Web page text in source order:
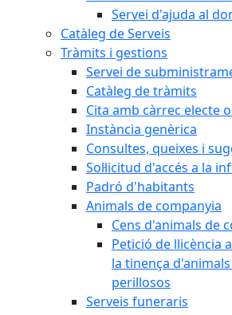
Servei d'ajuda al
Catàleg de Serveis
Tràmits i gestions
Servei de
Catàleg de tràmits
Cita amb càrrec electe
Instància genèrica
Consultes, queixes i
Sol·licitud d'accés a la
Padró d'habitants
Animals de companyia
Cens d'animals de
Petició de llicència
la tinença
perillosos
Serveis funeraris